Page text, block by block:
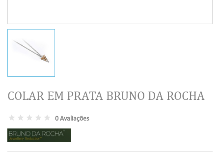
COLAR EM PRATA BRUNO DA ROCHA
0 Avaliações